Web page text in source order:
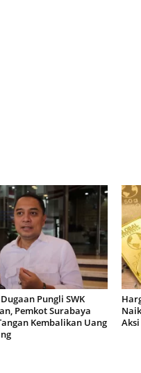
Pungli SWK
Pemkot Surabaya
Kembalikan Uang